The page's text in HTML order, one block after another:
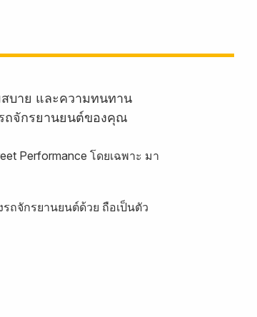
บาย และความทนทาน
ถจักรยานยนต์ของคุณ
Performance โดยเฉพาะ มา
ถจักรยานยนต์ด้วย ถือเป็นตัว